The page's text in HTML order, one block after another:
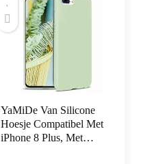
YaMiDe Van Silicone
Hoesje Compatibel Met
iPhone 8 Plus, Met